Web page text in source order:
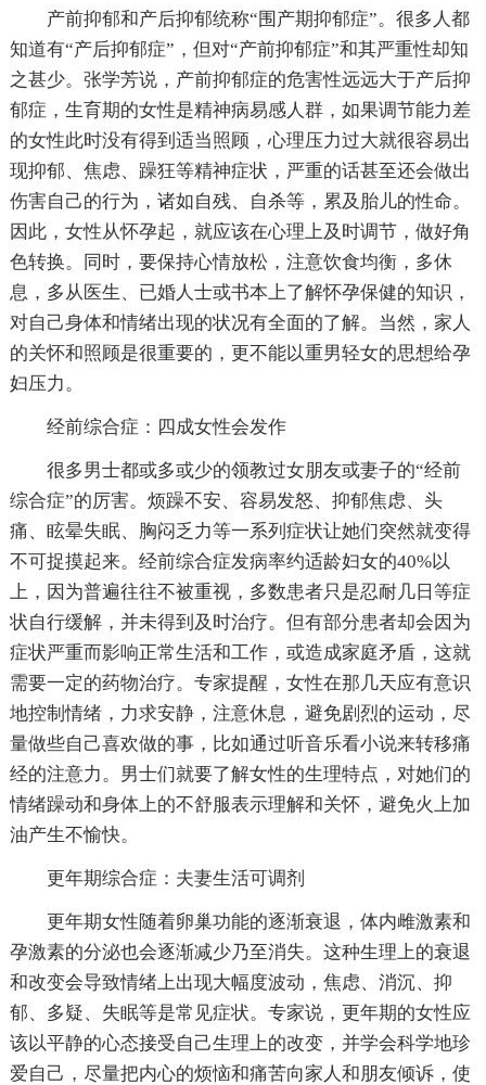
产前抑郁和产后抑郁统称“围产期抑郁症”。很多人都
知道有“产后抑郁症”，但对“产前抑郁症”和其严重性却知
之甚少。张学芳说，产前抑郁症的危害性远远大于产后抑
郁症，生育期的女性是精神病易感人群，如果调节能力差
的女性此时没有得到适当照顾，心理压力过大就很容易出
现抑郁、焦虑、躁狂等精神症状，严重的话甚至还会做出
伤害自己的行为，诸如自残、自杀等，累及胎儿的性命。
因此，女性从怀孕起，就应该在心理上及时调节，做好角
色转换。同时，要保持心情放松，注意饮食均衡，多休
息，多从医生、已婚人士或书本上了解怀孕保健的知识，
对自己身体和情绪出现的状况有全面的了解。当然，家人
的关怀和照顾是很重要的，更不能以重男轻女的思想给孕
妇压力。
经前综合症：四成女性会发作
很多男士都或多或少的领教过女朋友或妻子的“经前
综合症”的厉害。烦躁不安、容易发怒、抑郁焦虑、头
痛、眩晕失眠、胸闷乏力等一系列症状让她们突然就变得
不可捉摸起来。经前综合症发病率约适龄妇女的40%以
上，因为普遍往往不被重视，多数患者只是忍耐几日等症
状自行缓解，并未得到及时治疗。但有部分患者却会因为
症状严重而影响正常生活和工作，或造成家庭矛盾，这就
需要一定的药物治疗。专家提醒，女性在那几天应有意识
地控制情绪，力求安静，注意休息，避免剧烈的运动，尽
量做些自己喜欢做的事，比如通过听音乐看小说来转移痛
经的注意力。男士们就要了解女性的生理特点，对她们的
情绪躁动和身体上的不舒服表示理解和关怀，避免火上加
油产生不愉快。
更年期综合症：夫妻生活可调剂
更年期女性随着卵巢功能的逐渐衰退，体内雌激素和
孕激素的分泌也会逐渐减少乃至消失。这种生理上的衰退
和改变会导致情绪上出现大幅度波动，焦虑、消沉、抑
郁、多疑、失眠等是常见症状。专家说，更年期的女性应
该以平静的心态接受自己生理上的改变，并学会科学地珍
爱自己，尽量把内心的烦恼和痛苦向家人和朋友倾诉，使